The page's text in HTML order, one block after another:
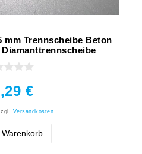
mm Trennscheibe Beton
€
Versandkosten